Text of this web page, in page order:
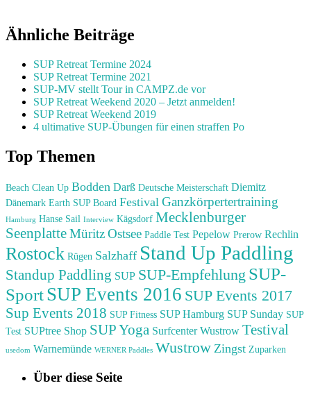
Ähnliche Beiträge
SUP Retreat Termine 2024
SUP Retreat Termine 2021
SUP-MV stellt Tour in CAMPZ.de vor
SUP Retreat Weekend 2020 – Jetzt anmelden!
SUP Retreat Weekend 2019
4 ultimative SUP-Übungen für einen straffen Po
Top Themen
Beach Clean Up Bodden Darß Deutsche Meisterschaft Diemitz
Dänemark Earth SUP Board Festival Ganzkörpertertraining
Hamburg Hanse Sail Interview Kägsdorf Mecklenburger
SeenplatteMüritzOstsee Paddle Test Pepelow Prerow Rechlin
Rostock Rügen Salzhaff Stand Up Paddling
Standup Paddling SUP SUP-Empfehlung SUP-
SportSUP Events 2016 SUP Events 2017
Sup Events 2018 SUP Fitness SUP Hamburg SUP Sunday SUP
Test SUPtree Shop SUP Yoga Surfcenter Wustrow Testival
usedom Warnemünde WERNER Paddles Wustrow Zingst Zuparken
Über diese Seite